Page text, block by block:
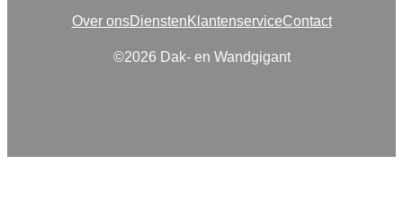
Over onsDiensten KlantenserviceContact
©2026 Dak- en Wandgigant